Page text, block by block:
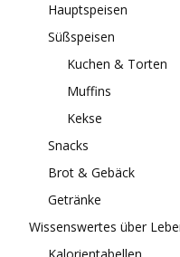
Hauptspeisen
Süßspeisen
Kuchen & Torten
Muffins
Kekse
Snacks
Brot & Gebäck
Getränke
Wissenswertes über